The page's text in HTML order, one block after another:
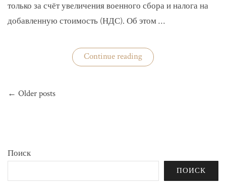
только за счёт увеличения военного сбора и налога на
добавленную стоимость (НДС). Об этом …
Continue reading«Гетьманцев
назвал
по
← Older posts
Поиск
ПОИСК